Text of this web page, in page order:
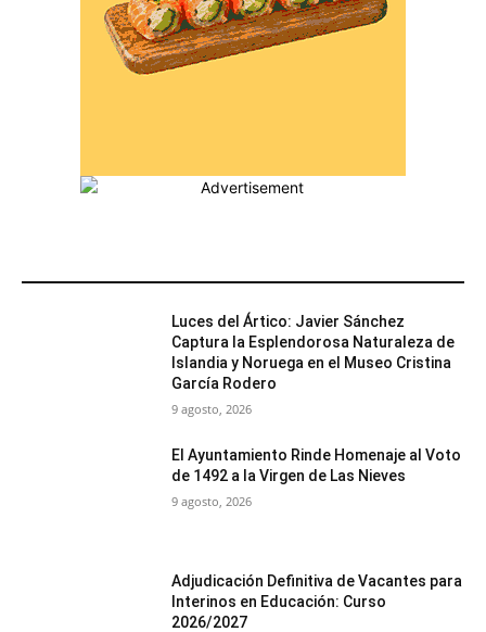
Luces del Ártico: Javier Sánchez
Captura la Esplendorosa Naturaleza de
Islandia y Noruega en el Museo Cristina
García Rodero
9 agosto, 2026
El Ayuntamiento Rinde Homenaje al Voto
de 1492 a la Virgen de Las Nieves
9 agosto, 2026
Adjudicación Definitiva de Vacantes para
Interinos en Educación: Curso
2026/2027